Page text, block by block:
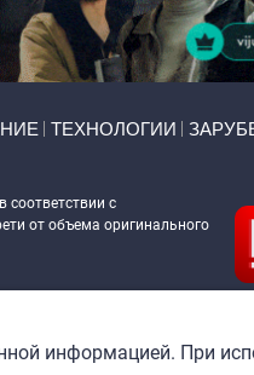
ТЕХНОЛОГИИ
соответствии с
от объема оригинального
информацией. При